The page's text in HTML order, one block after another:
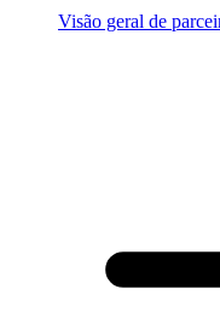
Visão geral de